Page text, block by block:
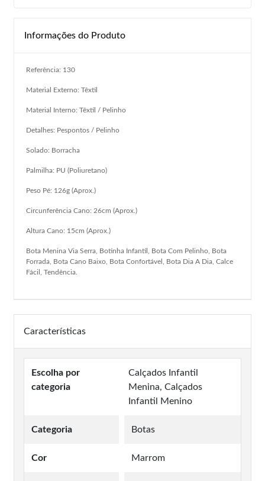
Informações do Produto
Referência: 130
Material Externo: Têxtil
Material Interno: Têxtil / Pelinho
Detalhes: Pespontos / Pelinho
Solado: Borracha
Palmilha: PU (Poliuretano)
Peso Pé: 126g (Aprox.)
Circunferência Cano: 26cm (Aprox.)
Altura Cano: 15cm (Aprox.)
Bota Menina Via Serra, Botinha Infantil, Bota Com Pelinho, Bota
Forrada, Bota Cano Baixo, Bota Confortável, Bota Dia A Dia, Calce
Fácil, Tendência.
Características
Escolha por
categoria
Calçados Infantil
Menina, Calçados
Infantil Menino
Categoria Botas
Cor Marrom